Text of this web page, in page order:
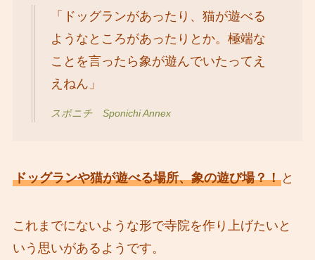
「ドッグランがあったり、猫が遊べる
ようなところがあったりとか。極端な
ことを言ったら象が遊んでいたってえ
えねん」
スポニチ Sponichi Annex
ドッグランや猫が遊べる場所、象の遊び場？！と
これまでにないような形で寺院を作り上げたいと
いう思いがあるようです。